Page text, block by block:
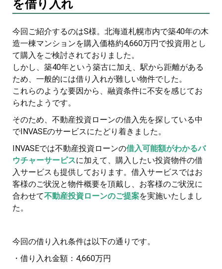
を借り入れ
今回ご紹介するのはS様。北海道札幌市内で築40年の木
造一棟マンションを購入価格約4,660万円で投資用とし
て購入をご検討されておりました。
しかし、築40年という築古に加え、駅から距離がある
ため、一般的には借り入れが難しい物件でした。
これらのような要因から、融資条件に不安を感じてお
られたようです。
そのため、不動産投資ローンの借入先を探している中
でINVASEのサービスにたどり着きました。
INVASEでは不動産投資ローンの借入可能額がわかるバ
ウチャーサービスに加えて、購入したい投資物件の借
入サービスも提供しております。借入サービスではお
客様のご状況と物件概要を頂戴し、お客様のご状況に
合わせて不動産投資ローンのご提案を実施いたしまし
た。
今回の借り入れ条件は以下の通りです。
・借り入れ金額：4,660万円